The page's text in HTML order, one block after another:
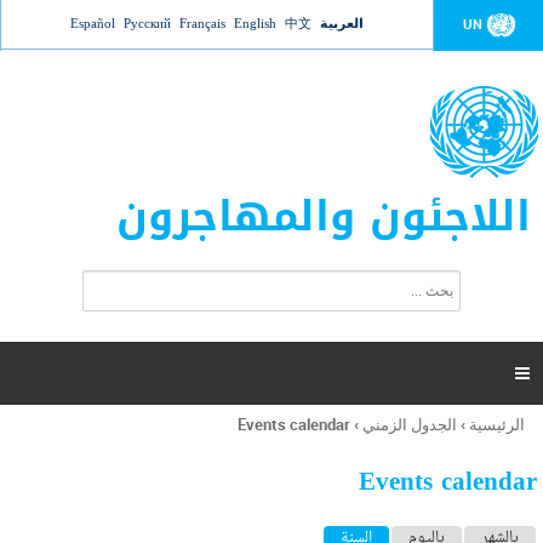
Jump to navigation UN العربية 中文
English
Français
Русский
Español
اللاجئون والمهاجرون
ت
ر
ل
ح
ب

أنت
هنا
الرئيسية › الجدول الزمني ›
Events calendar
Events calendar